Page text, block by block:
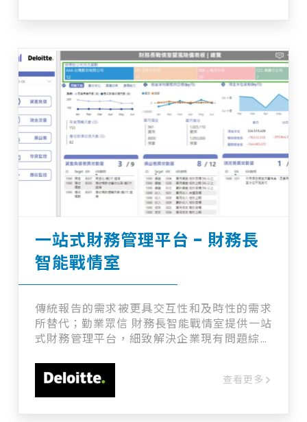
題目，還可隨即派送給學生作答，不僅增加課
堂互動，也能即時掌握學生的學習狀況。 此
外，「AI學習分析」工具則在課堂結束後立即
提供詳細的課程反饋，並有市面上教學工具首
創功能，提供精確的教學建議及步驟，將大幅
減少教師備課時間、達成適性教學。
一站式財務管理平台 - 財務長
智能戰情室
傳統報告的需求被更具交互性和及時性的需求
所替代；勤業眾信 財務長智能戰情室提供一站
式財務管理平台，細致解決企業現有問題綜合
能夠從全面到細節管理，在平台上完成所有分
析工作
查看更多